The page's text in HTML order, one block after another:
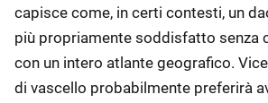
capisce come, in certi contesti, un
più propriamente soddisfatto senza
con un intero atlante geografico.
di vascello probabilmente preferirà